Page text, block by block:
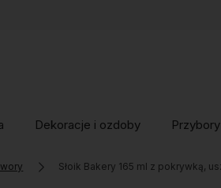
Dekoracje i ozdoby
Słoik Bakery 165 ml z pokrywką,